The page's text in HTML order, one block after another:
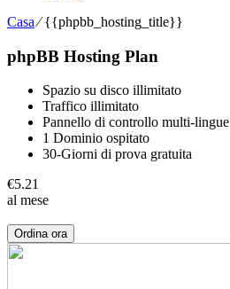
Casa⁄{{phpbb_hosting_title}}
phpBB Hosting Plan
Spazio su disco illimitato
Traffico illimitato
Pannello di controllo multi-lingue
1 Dominio ospitato
30-Giorni di prova gratuita
€5.21
al mese
Ordina ora